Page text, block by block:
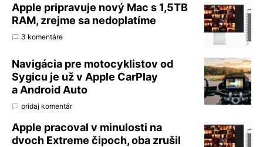
Apple pripravuje nový Mac s 1,5TB
RAM, zrejme sa nedoplatíme
3 komentáre
Navigácia pre motocyklistov od
Sygicu je už v Apple CarPlay
a Android Auto
pridaj komentár
Apple pracoval v minulosti na
dvoch Extreme čipoch, oba zrušil